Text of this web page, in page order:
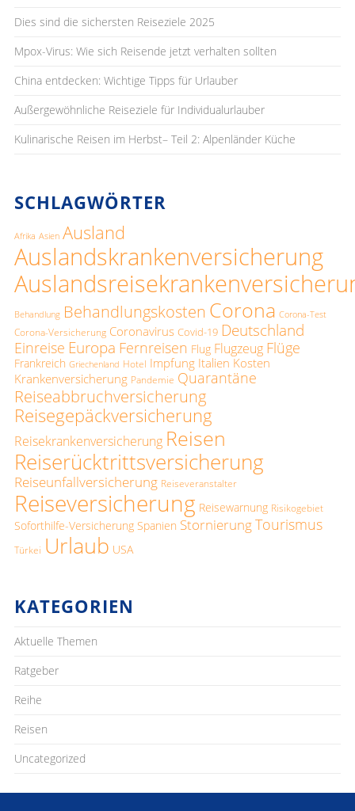
Dies sind die sichersten Reiseziele 2025
Mpox-Virus: Wie sich Reisende jetzt verhalten sollten
China entdecken: Wichtige Tipps für Urlauber
Außergewöhnliche Reiseziele für Individualurlauber
Kulinarische Reisen im Herbst– Teil 2: Alpenländer Küche
SCHLAGWÖRTER
Afrika Asien Ausland
Auslandskrankenversicherung
Behandlung Behandlungskosten Corona Corona-Test
Corona-Versicherung Coronavirus Covid-19 Deutschland
Einreise Europa Fernreisen Flug Flugzeug Flüge
Frankreich Griechenland Hotel Impfung Italien Kosten
Krankenversicherung Pandemie Quarantäne
Reiseabbruchversicherung
Reisegepäckversicherung
Reisekrankenversicherung Reisen
Reiserücktrittsversicherung
Reiseunfallversicherung Reiseveranstalter
Reiseversicherung Reisewarnung Risikogebiet
Soforthilfe-Versicherung Spanien StornierungTourismus
Türkei Urlaub USA
KATEGORIEN
Aktuelle Themen
Ratgeber
Reihe
Reisen
Uncategorized